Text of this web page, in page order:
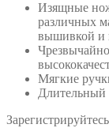
Изящные
различных
вышивкой и
Мягкие
Длительный